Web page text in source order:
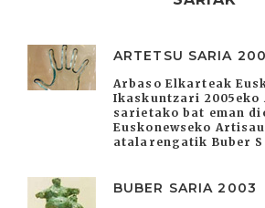
ARTETSU SARIA
Arbaso Elkarteak
Ikaskuntzari 2005eko
sarietako bat eman
Euskonewseko
atalarengatik Buber
BUBER SARIA 2003